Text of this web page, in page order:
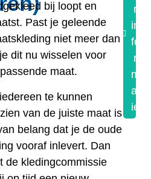
bij loopt en
Past je geleende
niet meer dan
dit nu wisselen voor
maat.
te kunnen
van de juiste maat is
belang dat je de oude
vooraf inlevert. Dan
de kledingcommissie
r
in
fo
r
m
at
ie